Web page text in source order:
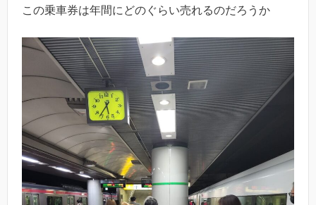
この乗車券は年間にどのぐらい売れるのだろうか